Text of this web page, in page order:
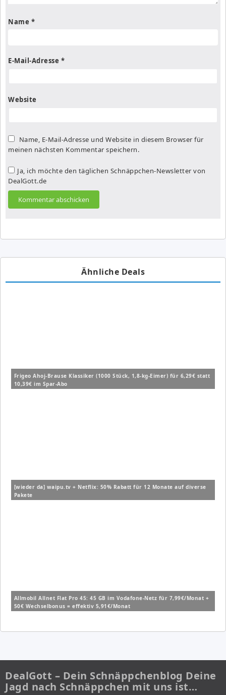
Name *
E-Mail-Adresse *
Website
Name, E-Mail-Adresse und Website in diesem Browser für
meinen nächsten Kommentar speichern.
Ja, ich möchte den täglichen Schnäppchen-Newsletter von
DealGott.de
Ähnliche Deals
Frigeo Ahoj-Brause Klassiker (1000 Stück, 1,8-kg-Eimer) für 6,29€ statt
10,39€ im Spar-Abo
[wieder da] waipu.tv + Netflix: 50% Rabatt für 12 Monate auf diverse
Pakete
Allmobil Allnet Flat Pro 45: 45 GB im Vodafone-Netz für 7,99€/Monat +
50€ Wechselbonus = effektiv 5,91€/Monat
DealGott – Dein Schnäppchenblog Deine
Jagd nach Schnäppchen mit uns ist…